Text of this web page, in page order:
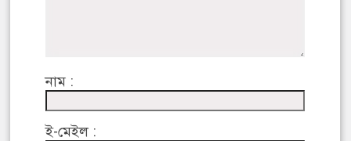
নাম :
ই-মেইল :